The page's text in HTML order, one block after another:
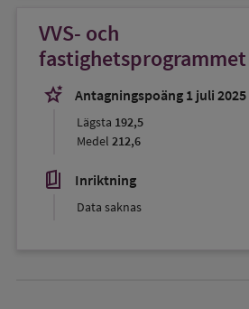
VVS- och
fastighetsprogrammet
stars_2
Antagningspoäng 1 juli 2025
Lägsta 192,5
Medel 212,6
book_5 Inriktning
Data saknas